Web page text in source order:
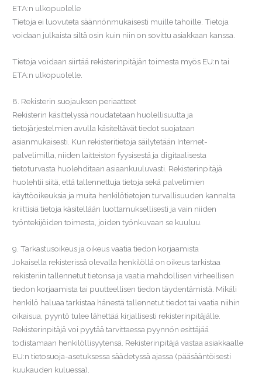
ETA:n ulkopuolelle
Tietoja ei luovuteta säännönmukaisesti muille tahoille. Tietoja
voidaan julkaista siltä osin kuin niin on sovittu asiakkaan kanssa.
Tietoja voidaan siirtää rekisterinpitäjän toimesta myös EU:n tai
ETA:n ulkopuolelle.
8. Rekisterin suojauksen periaatteet
Rekisterin käsittelyssä noudatetaan huolellisuutta ja
tietojärjestelmien avulla käsiteltävät tiedot suojataan
asianmukaisesti. Kun rekisteritietoja säilytetään Internet-
palvelimilla, niiden laitteiston fyysisestä ja digitaalisesta
tietoturvasta huolehditaan asiaankuuluvasti. Rekisterinpitäjä
huolehtii siitä, että tallennettuja tietoja sekä palvelimien
käyttöoikeuksia ja muita henkilötietojen turvallisuuden kannalta
kriittisiä tietoja käsitellään luottamuksellisesti ja vain niiden
työntekijöiden toimesta, joiden työnkuvaan se kuuluu.
9. Tarkastusoikeus ja oikeus vaatia tiedon korjaamista
Jokaisella rekisterissä olevalla henkilöllä on oikeus tarkistaa
rekisteriin tallennetut tietonsa ja vaatia mahdollisen virheellisen
tiedon korjaamista tai puutteellisen tiedon täydentämistä. Mikäli
henkilö haluaa tarkistaa hänestä tallennetut tiedot tai vaatia niihin
oikaisua, pyyntö tulee lähettää kirjallisesti rekisterinpitäjälle.
Rekisterinpitäjä voi pyytää tarvittaessa pyynnön esittäjää
todistamaan henkilöllisyytensä. Rekisterinpitäjä vastaa asiakkaalle
EU:n tietosuoja-asetuksessa säädetyssä ajassa (pääsääntöisesti
kuukauden kuluessa).